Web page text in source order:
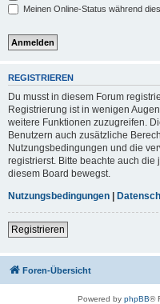
Meinen Online-Status während
REGISTRIEREN
Du musst in diesem Forum
Registrierung ist in wenigen
weitere Funktionen zuzugreifen.
Benutzern auch zusätzliche
Nutzungsbedingungen und die
registrierst. Bitte beachte auch
diesem Board bewegst.
Nutzungsbedingungen |
Registrieren
Foren-Übersicht
Powered by phpBB®